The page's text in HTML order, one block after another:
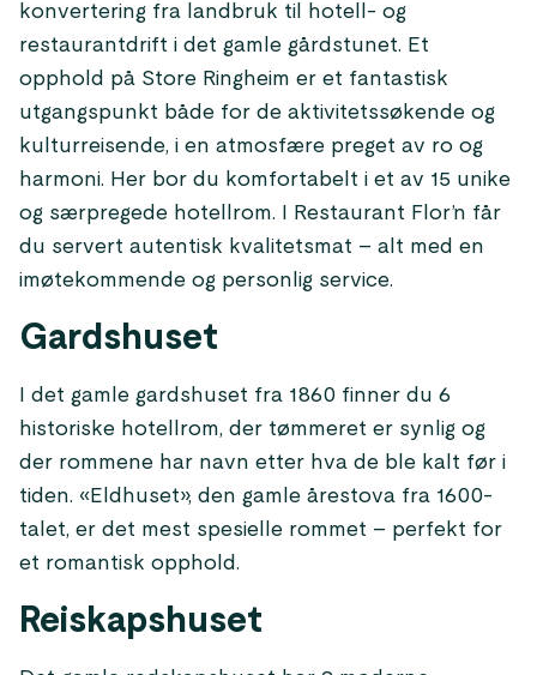
konvertering fra landbruk til hotell- og
restaurantdrift i det gamle gårdstunet. Et
opphold på Store Ringheim er et fantastisk
utgangspunkt både for de aktivitetssøkende og
kulturreisende, i en atmosfære preget av ro og
harmoni. Her bor du komfortabelt i et av 15 unike
og særpregede hotellrom. I Restaurant Flor’n får
du servert autentisk kvalitetsmat – alt med en
imøtekommende og personlig service.
Gardshuset
I det gamle gardshuset fra 1860 finner du 6
historiske hotellrom, der tømmeret er synlig og
der rommene har navn etter hva de ble kalt før i
tiden. «Eldhuset», den gamle årestova fra 1600-
talet, er det mest spesielle rommet – perfekt for
et romantisk opphold.
Reiskapshuset